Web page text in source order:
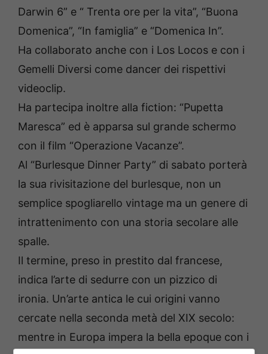
Darwin 6” e “ Trenta ore per la vita”, “Buona
Domenica”, “In famiglia” e “Domenica In”.
Ha collaborato anche con i Los Locos e con i
Gemelli Diversi come dancer dei rispettivi
videoclip.
Ha partecipa inoltre alla fiction: “Pupetta
Maresca” ed è apparsa sul grande schermo
con il film “Operazione Vacanze”.
Al “Burlesque Dinner Party” di sabato porterà
la sua rivisitazione del burlesque, non un
semplice spogliarello vintage ma un genere di
intrattenimento con una storia secolare alle
spalle.
Il termine, preso in prestito dal francese,
indica l’arte di sedurre con un pizzico di
ironia. Un’arte antica le cui origini vanno
cercate nella seconda metà del XIX secolo:
mentre in Europa impera la bella epoque con i